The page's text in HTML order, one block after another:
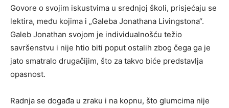
Govore o svojim iskustvima u srednjoj školi, prisjećaju se
lektira, među kojima i „Galeba Jonathana Livingstona“.
Galeb Jonathan svojom je individualnošću težio
savršenstvu i nije htio biti poput ostalih zbog čega ga je
jato smatralo drugačijim, što za takvo biće predstavlja
opasnost.
Radnja se događa u zraku i na kopnu, što glumcima nije